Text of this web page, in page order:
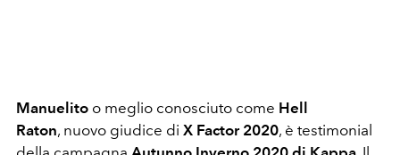
Manuelito o meglio conosciuto come Hell
Raton, nuovo giudice di X Factor 2020, è testimonial